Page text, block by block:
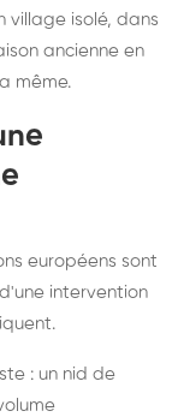
village isolé, dans
ancienne en
même.
européens sont
intervention
: un nid de